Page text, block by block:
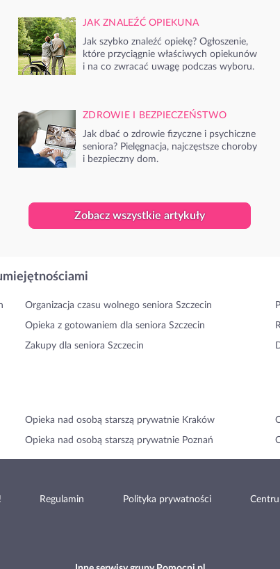
JAK ZNALEŹĆ OPIEKUNA
Jak szybko znaleźć opiekę? Ogłoszenie,
które przyciągnie właściwych opiekunów
i na co zwracać uwagę podczas wyboru.
ZDROWIE I BEZPIECZEŃSTWO
Jak dbać o zdrowie fizyczne i psychiczne
seniora? Pielęgnacja, najczęstsze choroby
i bezpieczny dom.
Zobacz wszystkie artykuły
Organizacja czasu wolnego seniora Szczecin
Opieka z gotowaniem dla seniora Szczecin
Zakupy dla seniora Szczecin
Opieka nad osobą starszą prywatnie Kraków
Opieka nad osobą starszą prywatnie Poznań
Regulamin Polityka prywatności